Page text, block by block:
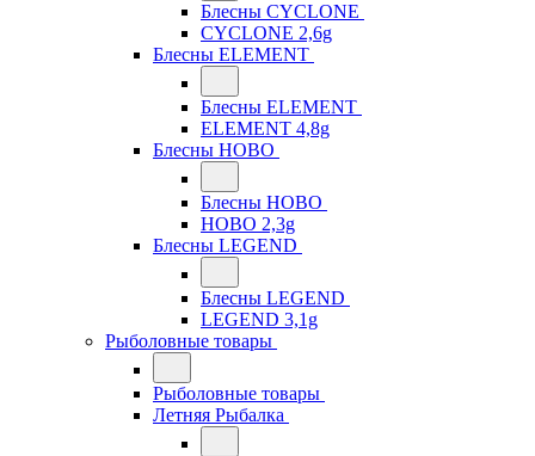
Блесны CYCLONE
CYCLONE 2,6g
Блесны ELEMENT
Блесны ELEMENT
ELEMENT 4,8g
Блесны HOBO
Блесны HOBO
HOBO 2,3g
Блесны LEGEND
Блесны LEGEND
LEGEND 3,1g
Рыболовные товары
Рыболовные товары
Летняя Рыбалка